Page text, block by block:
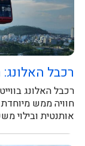
רכבל
רכבל האלונג
חוויה ממש
אותנטית ובילוי